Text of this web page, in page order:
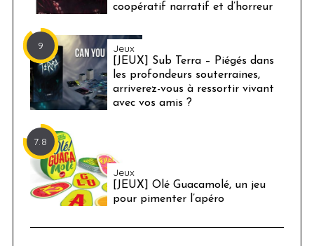
coopératif narratif et d’horreur
9 Jeux
[JEUX] Sub Terra – Piégés dans
les profondeurs souterraines,
arriverez-vous à ressortir vivant
avec vos amis ?
7.8
Jeux
[JEUX] Olé Guacamolé, un jeu
pour pimenter l’apéro